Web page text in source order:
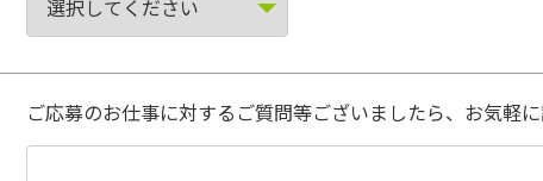
ご応募のお仕事に対するご質問等ございましたら、お気軽